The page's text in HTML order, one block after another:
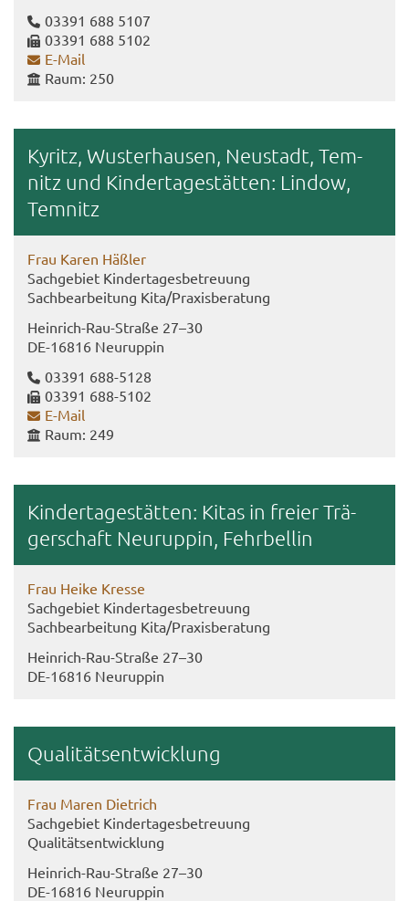
03391 688 5107
03391 688 5102
E-​Mail
Raum: 250
Ky­ritz, Wus­ter­hau­sen, Neu­stadt, Tem­
nitz und Kin­der­ta­ge­stät­ten: Lin­dow,
Tem­nitz
Frau Karen Häß­ler
Sach­ge­biet Kin­der­ta­ges­be­treu­ung
Sach­be­ar­bei­tung Kita/Pra­xis­be­ra­tung
Heinrich-​​Rau-​Straße 27–30
DE-​16816 Neu­rup­pin
03391 688-​5128
03391 688-​5102
E-​Mail
Raum: 249
Kin­der­ta­ge­stät­ten: Kitas in frei­er Trä­
ger­schaft Neu­rup­pin, Fehr­bel­lin
Frau Heike Kres­se
Sach­ge­biet Kin­der­ta­ges­be­treu­ung
Sach­be­ar­bei­tung Kita/Pra­xis­be­ra­tung
Heinrich-​​Rau-​Straße 27–30
DE-​16816 Neu­rup­pin
Qua­li­täts­ent­wick­lung
Frau Maren Diet­rich
Sach­ge­biet Kin­der­ta­ges­be­treu­ung
Qua­li­täts­ent­wick­lung
Heinrich-​Rau-Straße 27–30
DE-​16816 Neu­rup­pin